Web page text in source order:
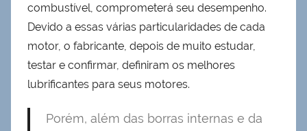
combustível, comprometerá seu desempenho.
Devido a essas várias particularidades de cada
motor, o fabricante, depois de muito estudar,
testar e confirmar, definiram os melhores
lubrificantes para seus motores.
Porém, além das borras internas e da